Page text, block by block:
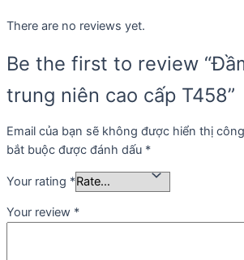
There are no reviews yet.
Be the first to review
trung niên cao cấp T458”
Email của bạn sẽ không được hiển thị
bắt buộc được đánh dấu *
Your rating *
Your review *